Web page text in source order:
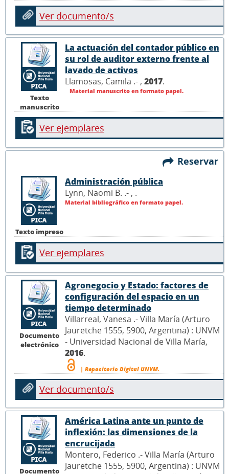
Ver documento/s
Texto
manuscrito
La actuación del contador público en
su rol de auditor externo frente al
lavado de activos
Llamosas, Camila .- , 2017.
Material manuscrito en formato papel.
Ver ejemplares
Reservar
Texto impreso
Administración pública
Lynn, Naomi B. .- , .
Material bibliográfico en formato papel.
Ver ejemplares
Documento
electrónico
Agronegocio y Estado: factores de
configuración del espacio en un
tiempo determinado
Villarreal, Vanesa .- Villa María (Arturo
Jauretche 1555, 5900, Argentina) : UNVM
- Universidad Nacional de Villa María,
2016.
| Repositorio Digital UNVM.
Ver documento/s
Documento
América Latina ante un punto de
inflexión: las dimensiones de la
encrucijada
Montero, Federico .- Villa María (Arturo
Jauretche 1555, 5900, Argentina) : UNVM